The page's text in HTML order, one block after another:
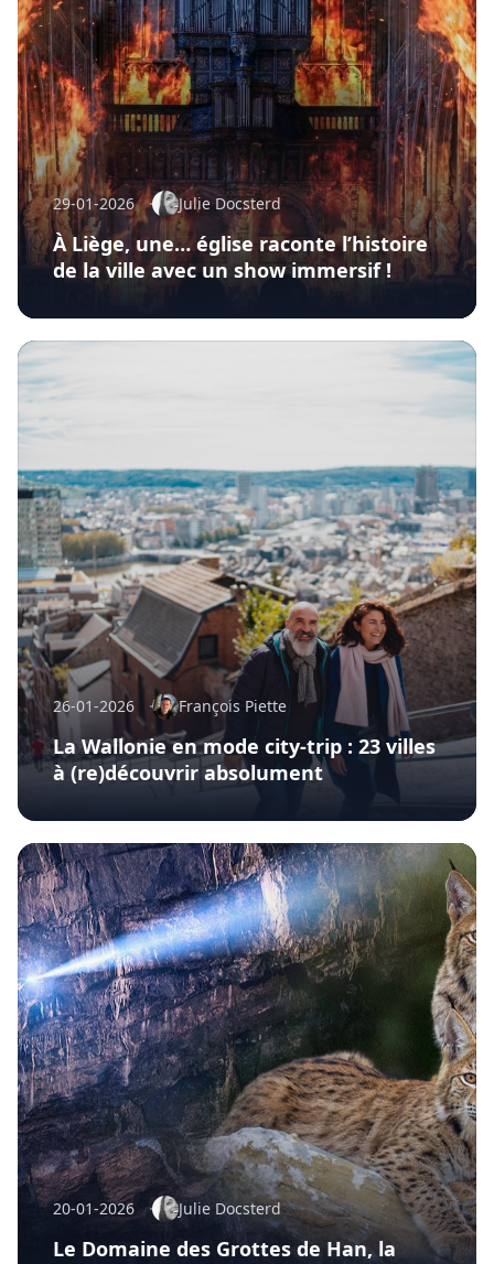
29-01-2026 Julie Docsterd
À Liège, une… église raconte l’histoire
de la ville avec un show immersif !
26-01-2026 François Piette
La Wallonie en mode city-trip : 23 villes
à (re)découvrir absolument
20-01-2026 Julie Docsterd
Le Domaine des Grottes de Han, la